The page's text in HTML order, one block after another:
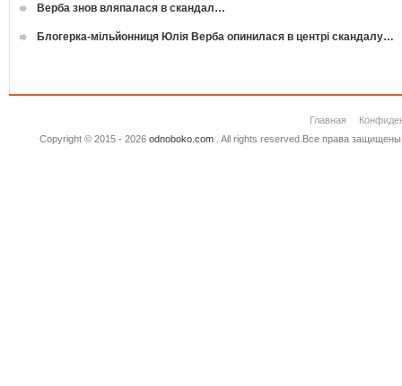
Верба знов вляпалася в скандал…
Блогерка-мільйонниця Юлія Верба опинилася в центрі скандалу…
Главная
Copyright © 2015 - 2026 odnoboko.com. All rights reserved.Все права защищены.